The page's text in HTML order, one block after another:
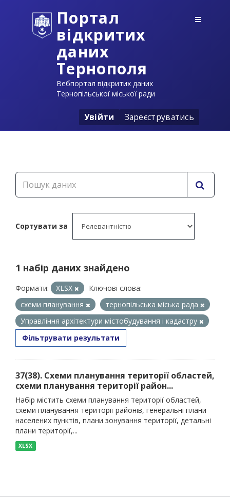
Портал
відкритих
даних
Тернополя
Вебпортал відкритих даних
Тернопільської міської ради
Увійти Зареєструватись
Сортувати за
1 набір даних знайдено
Формати: XLSX
Ключові слова:
схеми планування
тернопільська міська рада
Управління архітектури містобудування і кадастру
Фільтрувати результати
37(38). Схеми планування території областей,
схеми планування території район...
Набір містить схеми планування території областей,
схеми планування території районів, генеральні плани
населених пунктів, плани зонування території, детальні
плани території,...
XLSX